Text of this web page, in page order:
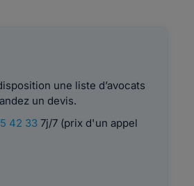
une liste d’avocats
un devis.
42 337j/7 (prix d'un appel